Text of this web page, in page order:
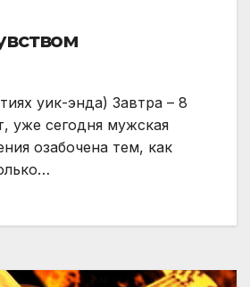
уик-энда) Завтра – 8
уже сегодня мужская
озабочена тем, как